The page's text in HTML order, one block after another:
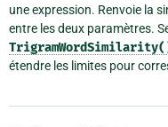
une expression. Renvoie la
entre les deux paramètres.
étendre les limites pour